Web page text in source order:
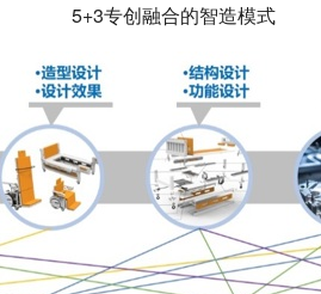
5+3专创融合的智造模式